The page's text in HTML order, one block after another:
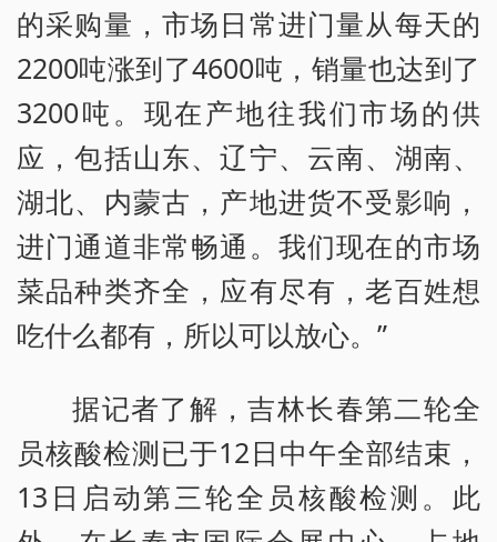
的采购量，市场日常进门量从每天的
2200吨涨到了4600吨，销量也达到了
3200吨。现在产地往我们市场的供
应，包括山东、辽宁、云南、湖南、
湖北、内蒙古，产地进货不受影响，
进门通道非常畅通。我们现在的市场
菜品种类齐全，应有尽有，老百姓想
吃什么都有，所以可以放心。”
据记者了解，吉林长春第二轮全
员核酸检测已于12日中午全部结束，
13日启动第三轮全员核酸检测。此